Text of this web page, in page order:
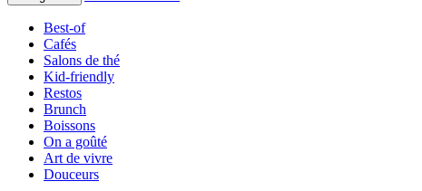
Best-of
Cafés
Salons de thé
Kid-friendly
Restos
Brunch
Boissons
On a goûté
Art de vivre
Douceurs